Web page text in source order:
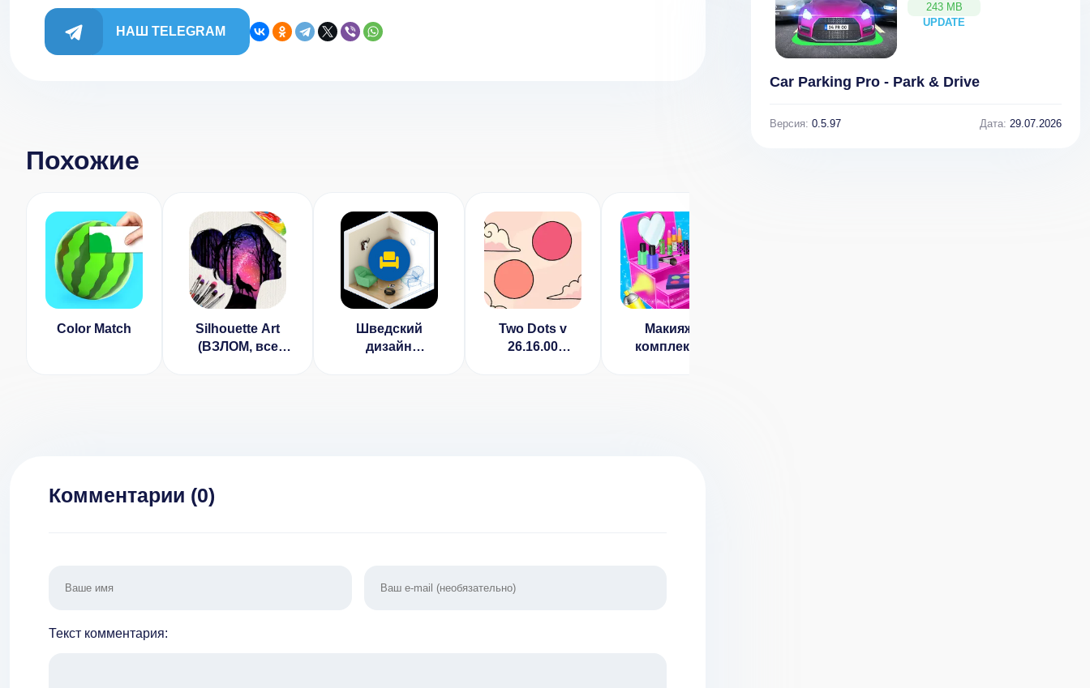
НАШ TELEGRAM
Похожие
Color Match
Silhouette Art
(ВЗЛОМ, все
Шведский
дизайн
Two Dots v
26.16.00
Макияж
комплект -
Комментарии (0)
Текст комментария:
243 MB
UPDATE
NEW
Car Parking Pro - Park & Drive
Версия: 0.5.97 Дата: 29.07.2026